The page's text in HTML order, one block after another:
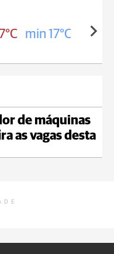
min 17°C
de máquinas
as vagas desta